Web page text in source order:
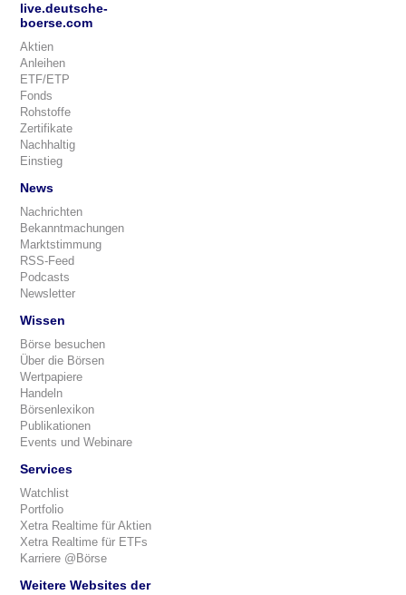
live.deutsche-
boerse.com
Aktien
Anleihen
ETF/ETP
Fonds
Rohstoffe
Zertifikate
Nachhaltig
Einstieg
News
Nachrichten
Bekanntmachungen
Marktstimmung
RSS-Feed
Podcasts
Newsletter
Wissen
Börse besuchen
Über die Börsen
Wertpapiere
Handeln
Börsenlexikon
Publikationen
Events und Webinare
Services
Watchlist
Portfolio
Xetra Realtime für Aktien
Xetra Realtime für ETFs
Karriere @Börse
Weitere Websites der